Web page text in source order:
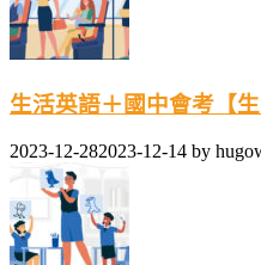
生活英語＋國中會考【
2023-12-282023-12-14 by